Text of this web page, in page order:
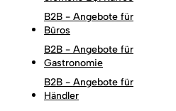
B2B - Angebote für
Büros
B2B - Angebote für
Gastronomie
B2B - Angebote für
Händler